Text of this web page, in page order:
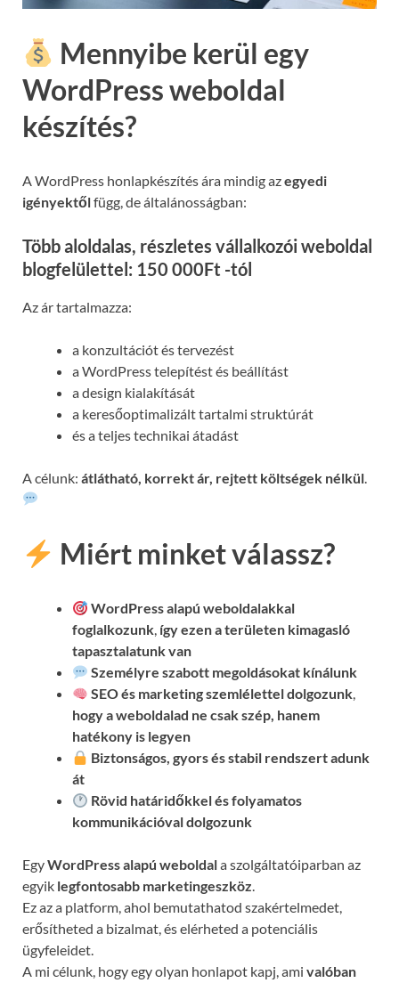
Mennyibe kerül egy
WordPress weboldal
készítés?
A WordPress honlapkészítés ára mindig azegyedi
igényektőlfügg, de általánosságban:
Több aloldalas, részletes vállalkozói weboldal
blogfelülettel: 150 000Ft -tól
Az ár tartalmazza:
a konzultációt és tervezést
a WordPress telepítést és beállítást
a design kialakítását
a keresőoptimalizált tartalmi struktúrát
és a teljes technikai átadást
A célunk: átlátható, korrekt ár, rejtett költségek nélkül
Miért minket válassz?
WordPress alapú weboldalakkal
foglalkozunk, így ezen a területen kimagasló
tapasztalatunk van
Személyre szabott megoldásokat kínálunk
SEO és marketing szemlélettel dolgozunk,
hogy a weboldalad ne csak szép, hanem
hatékony is legyen
Biztonságos, gyors és stabil rendszert adunk
át
Rövid határidőkkel és folyamatos
kommunikációvaldolgozunk
EgyWordPress alapú weboldala szolgáltatóiparban az
egyik legfontosabb marketingeszköz.
Ez az a platform, ahol bemutathatod szakértelmedet,
erősítheted a bizalmat, és elérheted a potenciális
ügyfeleidet.
A mi célunk, hogy egy olyan honlapot kapj, ami valóban